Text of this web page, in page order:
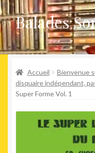
Aller
à
la
navigation
Aller
au
contenu
Balades
Boutique
Nouveaux arrivages
Précommandes
Agenda
Accueil
Bienvenue
disquaire indépendant,
Super Forme Vol. 1